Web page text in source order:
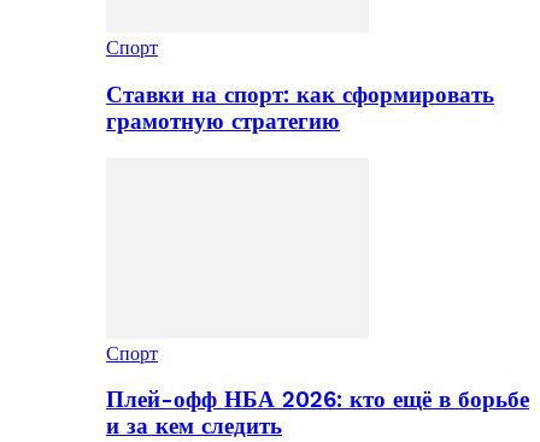
Спорт
Ставки на спорт: как сформировать
грамотную стратегию
Спорт
Плей-офф НБА 2026: кто ещё в борьбе
и за кем следить